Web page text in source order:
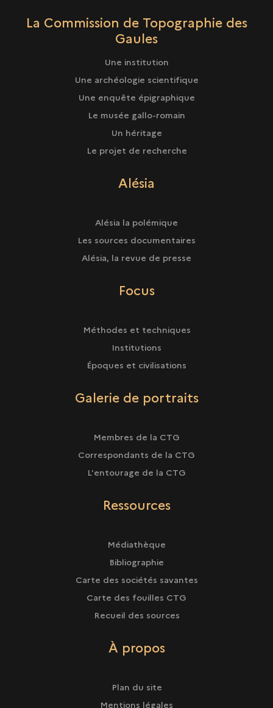
La Commission de Topographie des
Gaules
Une institution
Une archéologie scientifique
Une enquête épigraphique
Le musée gallo-romain
Un héritage
Le projet de recherche
Alésia
Alésia la polémique
Les sources documentaires
Alésia, la revue de presse
Focus
Méthodes et techniques
Institutions
Époques et civilisations
Galerie de portraits
Membres de la CTG
Correspondants de la CTG
L'entourage de la CTG
Ressources
Médiathèque
Bibliographie
Carte des sociétés savantes
Carte des fouilles CTG
Recueil des sources
À propos
Plan du site
Mentions légales